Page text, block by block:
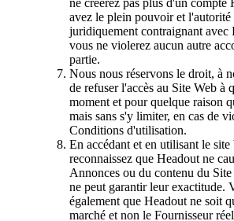
avez le plein pouvoir et l'autorité
juridiquement contraignant avec
vous ne violerez aucun autre
partie.
Nous nous réservons le droit, à
de refuser l'accès au Site Web à
moment et pour quelque raison
mais sans s'y limiter, en cas de
Conditions d'utilisation.
En accédant et en utilisant le
reconnaissez que Headout ne
Annonces ou du contenu du
ne peut garantir leur exactitude.
également que Headout ne soit
marché et non le Fournisseur